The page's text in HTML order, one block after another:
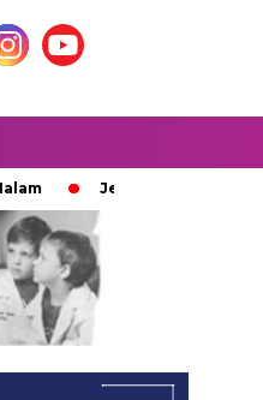
Jejak 100 Hari Pemburu Kayu